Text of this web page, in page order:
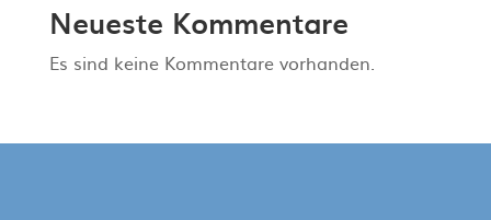
Neueste Kommentare
Es sind keine Kommentare vorhanden.